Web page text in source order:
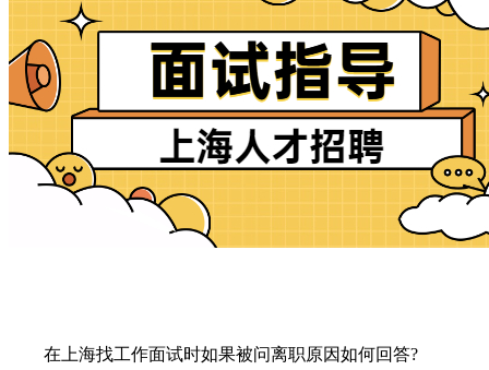
在上海找工作面试时如果被问离职原因如何回答?